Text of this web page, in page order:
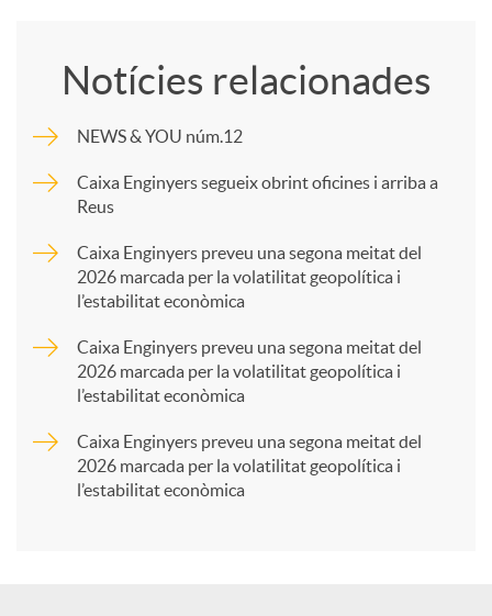
p
a
Notícies relacionades
NEWS & YOU núm.12
Caixa Enginyers segueix obrint oficines i arriba a
Reus
Caixa Enginyers preveu una segona meitat del
2026 marcada per la volatilitat geopolítica i
l’estabilitat econòmica
Caixa Enginyers preveu una segona meitat del
2026 marcada per la volatilitat geopolítica i
l’estabilitat econòmica
Caixa Enginyers preveu una segona meitat del
2026 marcada per la volatilitat geopolítica i
l’estabilitat econòmica